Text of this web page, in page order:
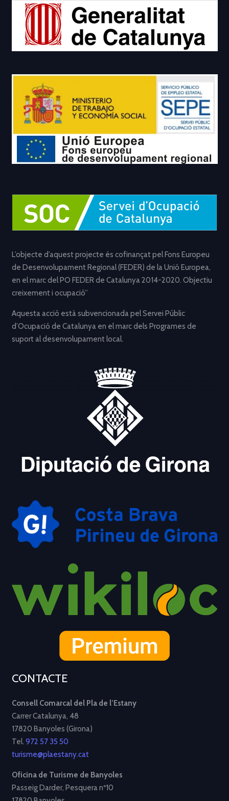
L’objecte d’aquest projecte és cofinançat pel Fons Europeu
de Desenvolupament Regional (FEDER) de la Unió Europea,
en el marc del PO FEDER de Catalunya 2014-2020. Objectiu
creixement i ocupació”
Aquesta acció està subvencionada pel Servei Públic
d’Ocupació de Catalunya en el marc dels Programes de
suport al desenvolupament local.
CONTACTE
Consell Comarcal del Pla de l’Estany
Carrer Catalunya, 48
17820 Banyoles (Girona)
Tel. 972 57 35 50
turisme@plaestany.cat
Oficina de Turisme de Banyoles
Passeig Darder, Pesquera nº10